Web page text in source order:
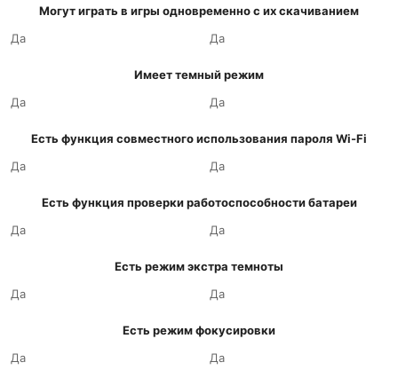
Могут играть в игры одновременно с их скачиванием
Да
Да
Имеет темный режим
Да
Да
Есть функция совместного использования пароля Wi-Fi
Да
Да
Есть функция проверки работоспособности батареи
Да
Да
Есть режим экстра темноты
Да
Да
Есть режим фокусировки
Да
Да